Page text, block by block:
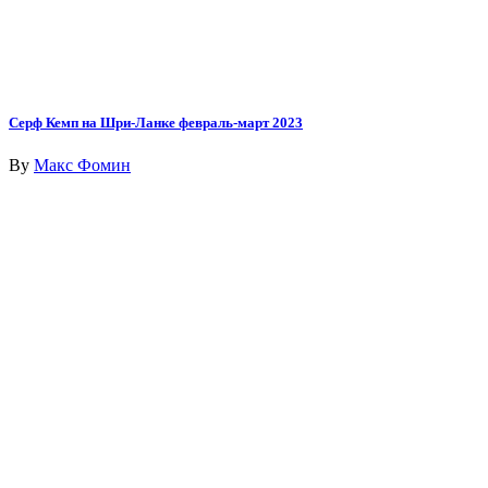
Серф Кемп на Шри-Ланке февраль-март 2023
By Макс Фомин